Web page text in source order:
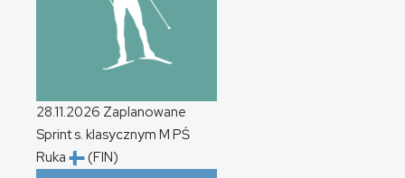
28.11.2026 Zaplanowane
Sprint s. klasycznym M PŚ
Ruka
(FIN)